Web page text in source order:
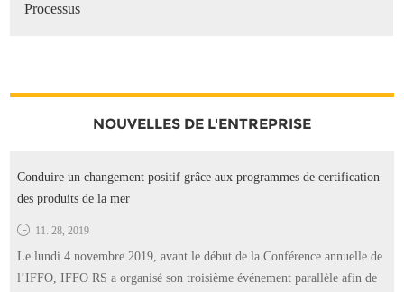
Processus
NOUVELLES DE L'ENTREPRISE
Conduire un changement positif grâce aux programmes de certification
des produits de la mer
11. 28, 2019
Le lundi 4 novembre 2019, avant le début de la Conférence annuelle de
l’IFFO, IFFO RS a organisé son troisième événement parallèle afin de